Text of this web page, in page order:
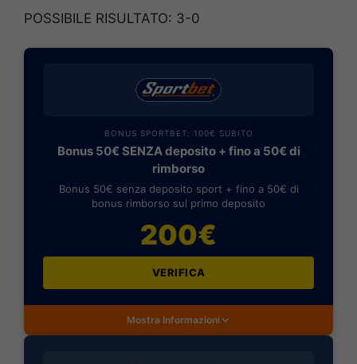
POSSIBILE RISULTATO: 3-0
BONUS SPORTBET: 100€ SUBITO
Bonus 50€ SENZA deposito + fino a 50€ di
rimborso
Bonus 50€ senza deposito sport + fino a 50€ di
bonus rimborso sul primo deposito
200€
VERIFICA
Mostra Informazioni